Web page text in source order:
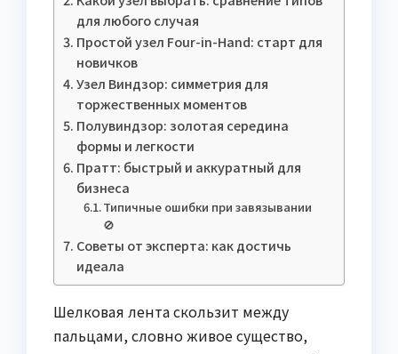
для любого случая
Простой узел Four-in-Hand: старт для
новичков
Узел Виндзор: симметрия для
торжественных моментов
Полувиндзор: золотая середина
формы и легкости
Пратт: быстрый и аккуратный для
бизнеса
Типичные ошибки при завязывании
🚫
Советы от эксперта: как достичь
идеала
Шелковая лента скользит между
пальцами, словно живое существо,